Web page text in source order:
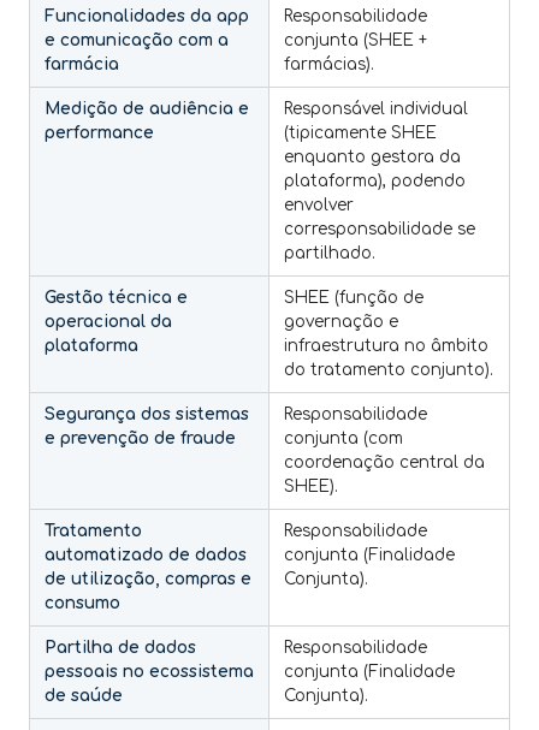
Funcionalidades da app
e comunicação com a
farmácia
Responsabilidade
conjunta (SHEE +
farmácias).
Medição de audiência e
performance
Responsável individual
(tipicamente SHEE
enquanto gestora da
plataforma), podendo
envolver
corresponsabilidade se
partilhado.
Gestão técnica e
operacional da
plataforma
SHEE (função de
governação e
infraestrutura no âmbito
do tratamento conjunto).
Segurança dos sistemas
e prevenção de fraude
Responsabilidade
conjunta (com
coordenação central da
SHEE).
Tratamento
automatizado de dados
de utilização, compras e
consumo
Responsabilidade
conjunta (Finalidade
Conjunta).
Partilha de dados
pessoais no ecossistema
de saúde
Responsabilidade
conjunta (Finalidade
Conjunta).